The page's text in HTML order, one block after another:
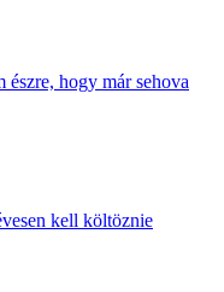
észre, hogy már sehova
kell költöznie